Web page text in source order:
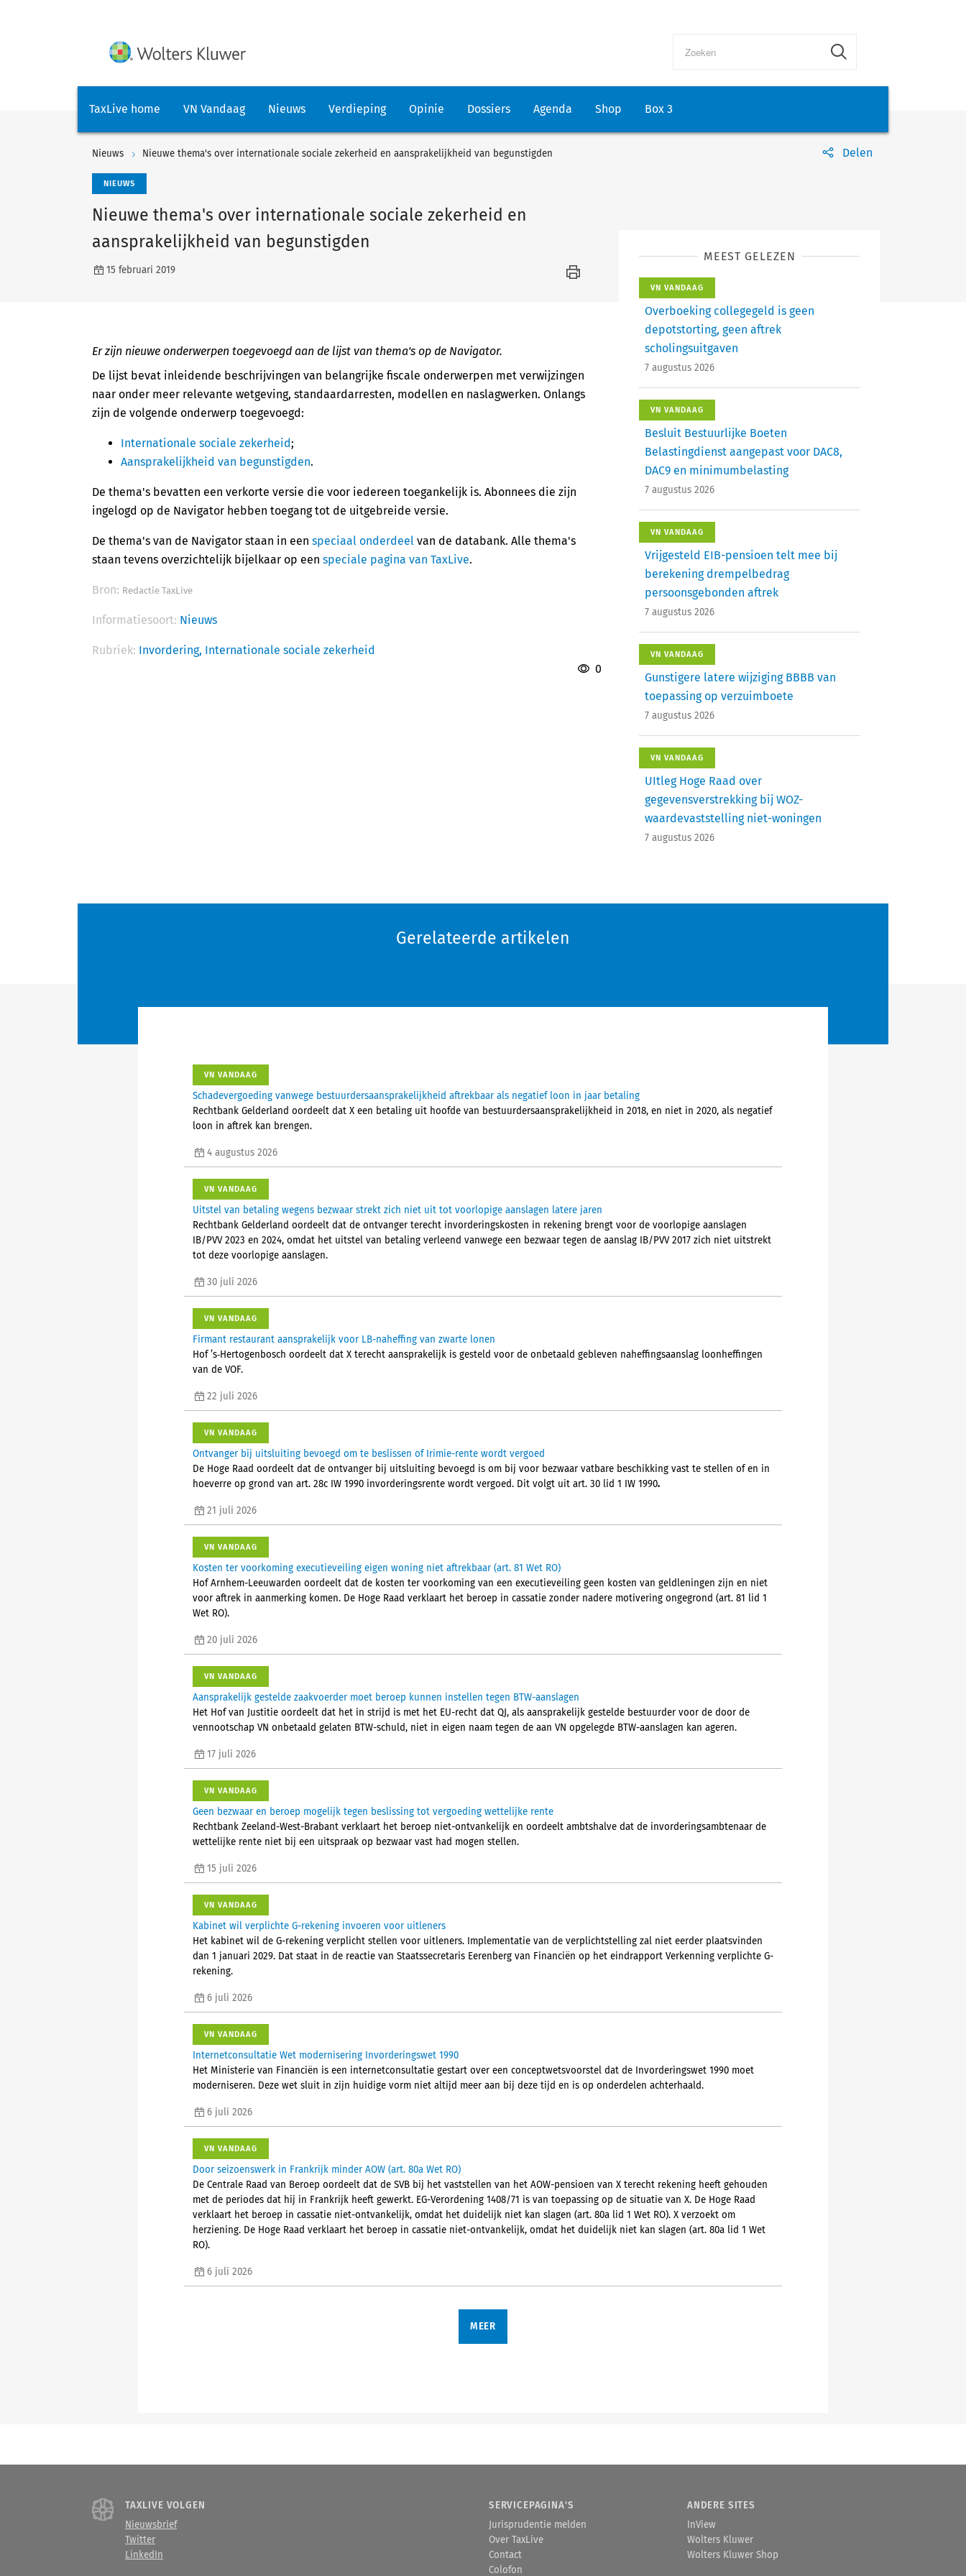
TaxLive home VN Vandaag Nieuws Verdieping Opinie Dossiers Agenda Shop Box 3
Nieuws Nieuwe thema's over internationale sociale zekerheid en aansprakelijkheid van begunstigden Delen
NIEUWS
Nieuwe thema's over internationale sociale zekerheid en
aansprakelijkheid van begunstigden
15 februari 2019
Er zijn nieuwe onderwerpen toegevoegd aan de lijst van thema's op de Navigator.
De lijst bevat inleidende beschrijvingen van belangrijke fiscale onderwerpen met verwijzingen
naar onder meer relevante wetgeving, standaardarresten, modellen en naslagwerken. Onlangs
zijn de volgende onderwerp toegevoegd:
Internationale sociale zekerheid;
Aansprakelijkheid van begunstigden.
De thema's bevatten een verkorte versie die voor iedereen toegankelijk is. Abonnees die zijn
ingelogd op de Navigator hebben toegang tot de uitgebreide versie.
De thema's van de Navigator staan in een speciaal onderdeel van de databank. Alle thema's
staan tevens overzichtelijk bijelkaar op een speciale pagina van TaxLive.
Bron: Redactie TaxLive
Informatiesoort: Nieuws
Rubriek: Invordering, Internationale sociale zekerheid
0
MEEST GELEZEN
VN VANDAAG
Overboeking collegegeld is geen
depotstorting, geen aftrek
scholingsuitgaven
7 augustus 2026
VN VANDAAG
Besluit Bestuurlijke Boeten
Belastingdienst aangepast voor DAC8,
DAC9 en minimumbelasting
7 augustus 2026
VN VANDAAG
Vrijgesteld EIB-pensioen telt mee bij
berekening drempelbedrag
persoonsgebonden aftrek
7 augustus 2026
VN VANDAAG
Gunstigere latere wijziging BBBB van
toepassing op verzuimboete
7 augustus 2026
VN VANDAAG
UItleg Hoge Raad over
gegevensverstrekking bij WOZ-
waardevaststelling niet-woningen
7 augustus 2026
Gerelateerde artikelen
VN VANDAAG
Schadevergoeding vanwege bestuurdersaansprakelijkheid aftrekbaar als negatief loon in jaar betaling
Rechtbank Gelderland oordeelt dat X een betaling uit hoofde van bestuurdersaansprakelijkheid in 2018, en niet in 2020, als negatief
loon in aftrek kan brengen.
4 augustus 2026
VN VANDAAG
Uitstel van betaling wegens bezwaar strekt zich niet uit tot voorlopige aanslagen latere jaren
Rechtbank Gelderland oordeelt dat de ontvanger terecht invorderingskosten in rekening brengt voor de voorlopige aanslagen
IB/PVV 2023 en 2024, omdat het uitstel van betaling verleend vanwege een bezwaar tegen de aanslag IB/PVV 2017 zich niet uitstrekt
tot deze voorlopige aanslagen.
30 juli 2026
VN VANDAAG
Firmant restaurant aansprakelijk voor LB-naheffing van zwarte lonen
Hof ’s‑Hertogenbosch oordeelt dat X terecht aansprakelijk is gesteld voor de onbetaald gebleven naheffingsaanslag loonheffingen
van de VOF.
22 juli 2026
VN VANDAAG
Ontvanger bij uitsluiting bevoegd om te beslissen of Irimie-rente wordt vergoed
De Hoge Raad oordeelt dat de ontvanger bij uitsluiting bevoegd is om bij voor bezwaar vatbare beschikking vast te stellen of en in
hoeverre op grond van art. 28c IW 1990 invorderingsrente wordt vergoed. Dit volgt uit art. 30 lid 1 IW 1990.
21 juli 2026
VN VANDAAG
Kosten ter voorkoming executieveiling eigen woning niet aftrekbaar (art. 81 Wet RO)
Hof Arnhem-Leeuwarden oordeelt dat de kosten ter voorkoming van een executieveiling geen kosten van geldleningen zijn en niet
voor aftrek in aanmerking komen. De Hoge Raad verklaart het beroep in cassatie zonder nadere motivering ongegrond (art. 81 lid 1
Wet RO).
20 juli 2026
VN VANDAAG
Aansprakelijk gestelde zaakvoerder moet beroep kunnen instellen tegen BTW-aanslagen
Het Hof van Justitie oordeelt dat het in strijd is met het EU-recht dat QJ, als aansprakelijk gestelde bestuurder voor de door de
vennootschap VN onbetaald gelaten BTW-schuld, niet in eigen naam tegen de aan VN opgelegde BTW-aanslagen kan ageren.
17 juli 2026
VN VANDAAG
Geen bezwaar en beroep mogelijk tegen beslissing tot vergoeding wettelijke rente
Rechtbank Zeeland-West-Brabant verklaart het beroep niet-ontvankelijk en oordeelt ambtshalve dat de invorderingsambtenaar de
wettelijke rente niet bij een uitspraak op bezwaar vast had mogen stellen.
15 juli 2026
VN VANDAAG
Kabinet wil verplichte G-rekening invoeren voor uitleners
Het kabinet wil de G-rekening verplicht stellen voor uitleners. Implementatie van de verplichtstelling zal niet eerder plaatsvinden
dan 1 januari 2029. Dat staat in de reactie van Staatssecretaris Eerenberg van Financiën op het eindrapport Verkenning verplichte G-
rekening.
6 juli 2026
VN VANDAAG
Internetconsultatie Wet modernisering Invorderingswet 1990
Het Ministerie van Financiën is een internetconsultatie gestart over een conceptwetsvoorstel dat de Invorderingswet 1990 moet
moderniseren. Deze wet sluit in zijn huidige vorm niet altijd meer aan bij deze tijd en is op onderdelen achterhaald.
6 juli 2026
VN VANDAAG
Door seizoenswerk in Frankrijk minder AOW (art. 80a Wet RO)
De Centrale Raad van Beroep oordeelt dat de SVB bij het vaststellen van het AOW-pensioen van X terecht rekening heeft gehouden
met de periodes dat hij in Frankrijk heeft gewerkt. EG-Verordening 1408/71 is van toepassing op de situatie van X. De Hoge Raad
verklaart het beroep in cassatie niet-ontvankelijk, omdat het duidelijk niet kan slagen (art. 80a lid 1 Wet RO). X verzoekt om
herziening. De Hoge Raad verklaart het beroep in cassatie niet-ontvankelijk, omdat het duidelijk niet kan slagen (art. 80a lid 1 Wet
RO).
6 juli 2026
MEER
TAXLIVE VOLGEN
Nieuwsbrief
Twitter
LinkedIn
SERVICEPAGINA'S
Jurisprudentie melden
Over TaxLive
Contact
Colofon
ANDERE SITES
InView
Wolters Kluwer
Wolters Kluwer Shop